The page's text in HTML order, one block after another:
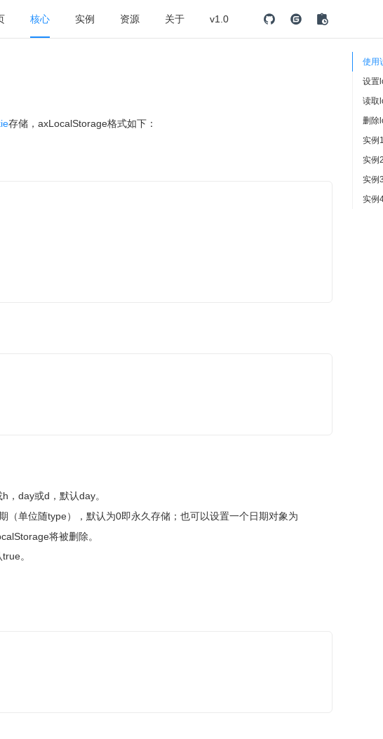
核心 实例 资源 关于 v1.0
存储，axLocalStorage格式如下：
，day或d，默认day。
单位随type），默认为0即永久存储；也可以设置一个日期对象为
将被删除。
。
使用
设置
读取
删除
实例
实例
实例
实例